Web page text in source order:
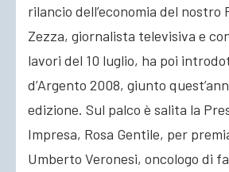
rilancio dell’economia del nostro
Zezza, giornalista televisiva e
lavori del 10 luglio, ha poi
d’Argento 2008, giunto
edizione. Sul palco è salita la
Impresa, Rosa Gentile, per
Umberto Veronesi, oncologo di